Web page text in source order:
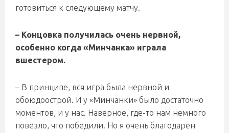
готовиться к следующему матчу.
– Концовка получилась очень нервной,
особенно когда «Минчанка» играла
вшестером.
– В принципе, вся игра была нервной и
обоюдоострой. И у «Минчанки» было достаточно
моментов, и у нас. Наверное, где-то нам немного
повезло, что победили. Но я очень благодарен